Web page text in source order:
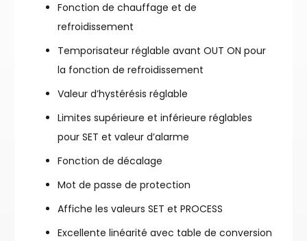
Fonction de chauffage et de
refroidissement
Temporisateur réglable avant OUT ON pour
la fonction de refroidissement
Valeur d’hystérésis réglable
Limites supérieure et inférieure réglables
pour SET et valeur d’alarme
Fonction de décalage
Mot de passe de protection
Affiche les valeurs SET et PROCESS
Excellente linéarité avec table de conversion